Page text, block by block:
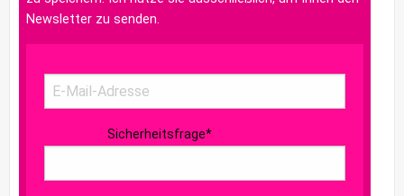
Newsletter zu senden.
Sicherheitsfrage*